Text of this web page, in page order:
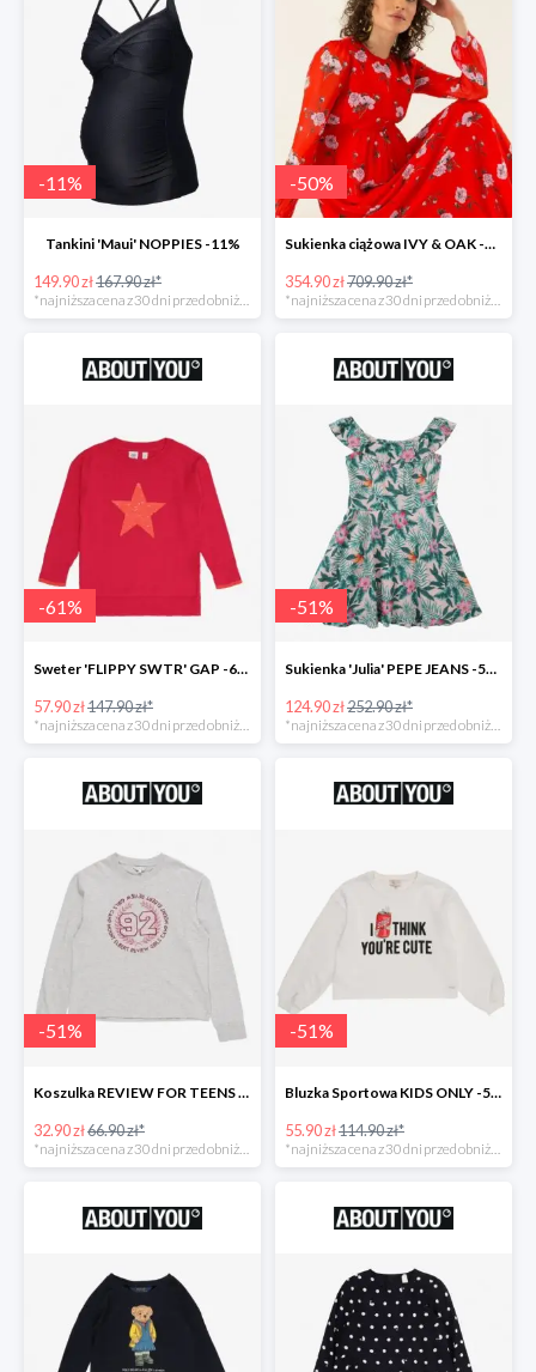
-11%
Tankini 'Maui' NOPPIES -11%
149.90 zł167.90 zł*
*najniższa cena z 30 dni przed obniżką
-50%
Sukienka ciążowa IVY & OAK -50%
354.90 zł709.90 zł*
*najniższa cena z 30 dni przed obniżką
-61%
Sweter 'FLIPPY SWTR' GAP -61%
57.90 zł147.90 zł*
-51%
Sukienka 'Julia' PEPE JEANS -51%
124.90 zł252.90 zł*
-51%
Koszulka REVIEW FOR TEENS -51%
32.90 zł66.90 zł*
*najniższa cena z 30 dni przed obniżką
-51%
Bluzka Sportowa KIDS ONLY -51%
55.90 zł114.90 zł*
*najniższa cena z 30 dni przed obniżką